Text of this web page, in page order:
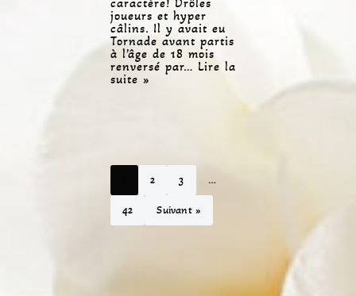
joueurs et hyper
câlins. Il y avait eu
Tornade avant partis
à l’âge de 18 mois
renversé par… Lire la
suite »
2 3 …
42 Suivant »